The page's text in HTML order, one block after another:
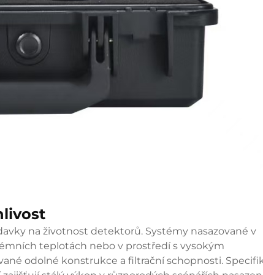
na životnost detektorů. Systémy nasazované v
teplotách nebo v prostředí s vysokým
odolné konstrukce a filtrační schopnosti.